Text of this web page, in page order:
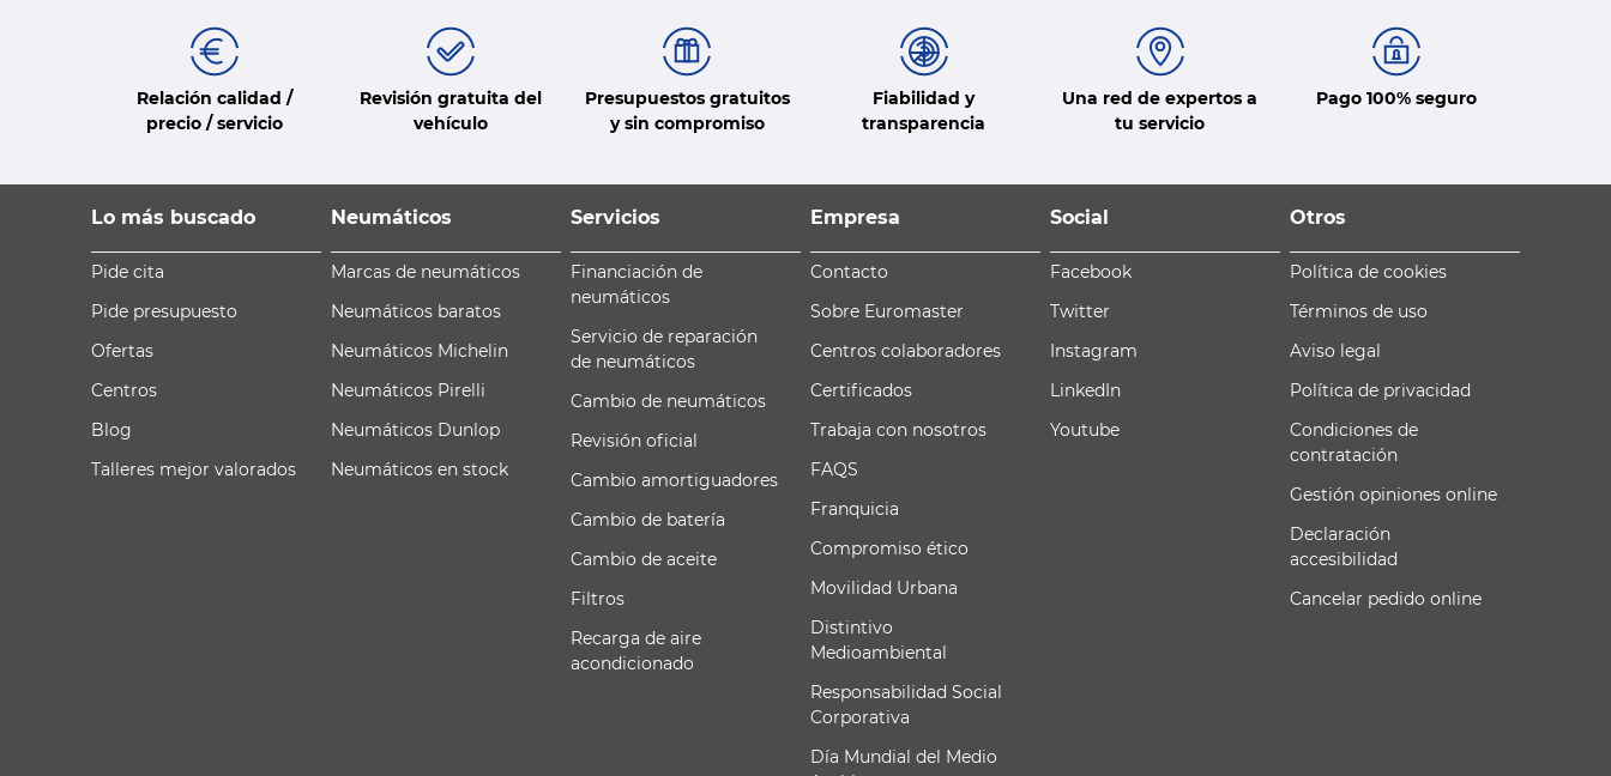
Relación calidad /
precio / servicio
Revisión gratuita del
vehículo
Presupuestos gratuitos
y sin compromiso
Fiabilidad y
transparencia
Una red de expertos a
tu servicio
Pago 100% seguro
Lo más buscado
Pide cita
Pide presupuesto
Ofertas
Centros
Blog
Talleres mejor valorados
Neumáticos
Marcas de neumáticos
Neumáticos baratos
Neumáticos Michelin
Neumáticos Pirelli
Neumáticos Dunlop
Neumáticos en stock
Servicios
Financiación de
neumáticos
Servicio de reparación
de neumáticos
Cambio de neumáticos
Revisión oficial
Cambio amortiguadores
Cambio de batería
Cambio de aceite
Filtros
Recarga de aire
acondicionado
Empresa
Contacto
Sobre Euromaster
Centros colaboradores
Certificados
Trabaja con nosotros
FAQS
Franquicia
Compromiso ético
Movilidad Urbana
Distintivo
Medioambiental
Responsabilidad Social
Corporativa
Día Mundial del Medio
Social
Facebook
Twitter
Instagram
LinkedIn
Youtube
Otros
Política de cookies
Términos de uso
Aviso legal
Política de privacidad
Condiciones de
contratación
Gestión opiniones online
Declaración
accesibilidad
Cancelar pedido online